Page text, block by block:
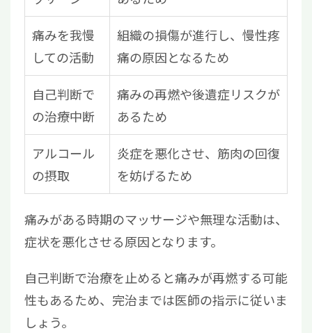
痛みを我慢
しての活動
組織の損傷が進行し、慢性疼
痛の原因となるため
自己判断で
の治療中断
痛みの再燃や後遺症リスクが
あるため
アルコール
の摂取
炎症を悪化させ、筋肉の回復
を妨げるため
痛みがある時期のマッサージや無理な活動は、
症状を悪化させる原因となります。
自己判断で治療を止めると痛みが再燃する可能
性もあるため、完治までは医師の指示に従いま
しょう。